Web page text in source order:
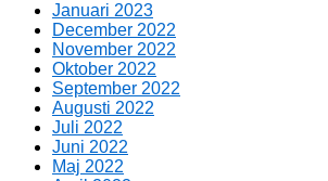
Januari 2023
December 2022
November 2022
Oktober 2022
September 2022
Augusti 2022
Juli 2022
Juni 2022
Maj 2022